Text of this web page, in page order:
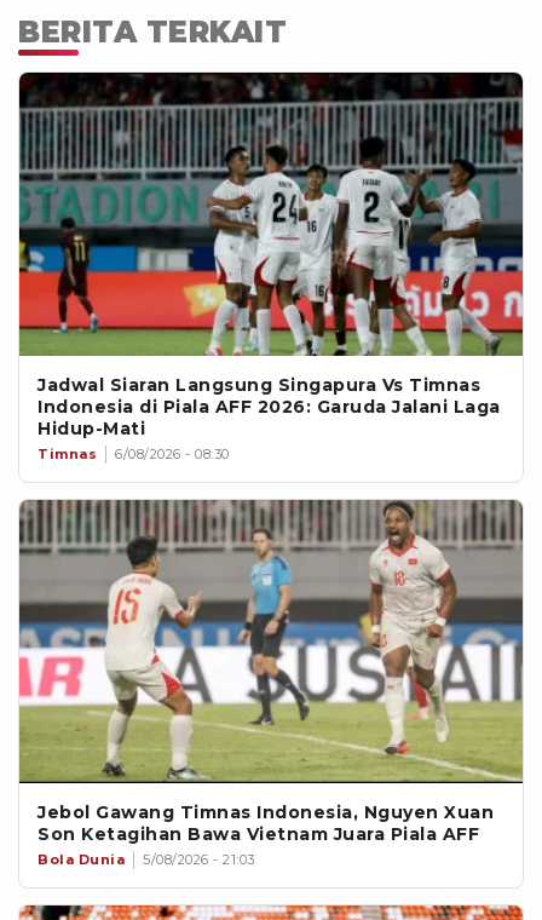
BERITA TERKAIT
Jadwal Siaran Langsung Singapura Vs Timnas
Indonesia di Piala AFF 2026: Garuda Jalani Laga
Hidup-Mati
Timnas 6/08/2026 - 08:30
Jebol Gawang Timnas Indonesia, Nguyen Xuan
Son Ketagihan Bawa Vietnam Juara Piala AFF
Bola Dunia 5/08/2026 - 21:03